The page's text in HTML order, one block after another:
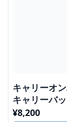
キャリーオ
キャリーバ
¥8,200